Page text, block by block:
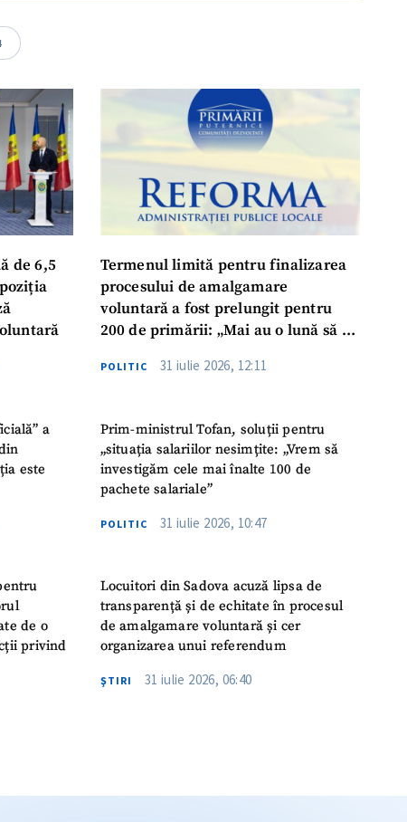
de 6,5
a
este
de o
privind
Termenul limită pentru finalizarea
procesului de amalgamare
voluntară a fost prelungit pentru
200 de primării: „Mai au o lună să se
POLITIC 31 iulie 2026, 12:11
Prim-ministrul Tofan, soluții pentru
„situația salariilor nesimțite: „Vrem să
investigăm cele mai înalte 100 de
pachete salariale”
POLITIC 31 iulie 2026, 10:47
Locuitori din Sadova acuză lipsa de
transparență și de echitate în procesul
de amalgamare voluntară și cer
organizarea unui referendum
ŞTIRI 31 iulie 2026, 06:40